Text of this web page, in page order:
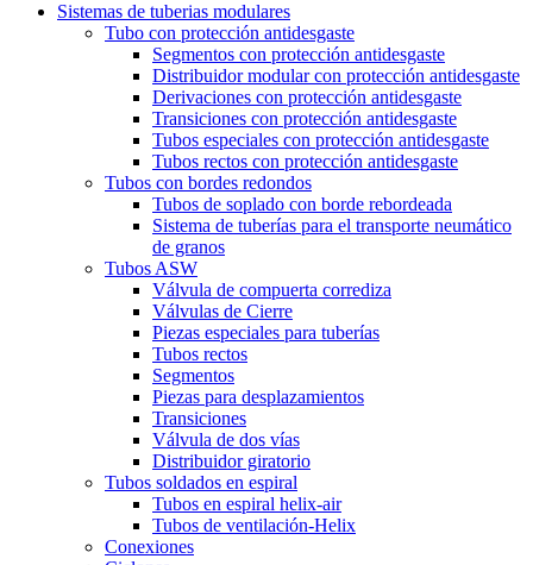
Sistemas de tuberias modulares
Tubo con protección antidesgaste
Segmentos con protección antidesgaste
Distribuidor modular con protección antidesgaste
Derivaciones con protección antidesgaste
Transiciones con protección antidesgaste
Tubos especiales con protección antidesgaste
Tubos rectos con protección antidesgaste
Tubos con bordes redondos
Tubos de soplado con borde rebordeada
Sistema de tuberías para el transporte neumático
de granos
Tubos ASW
Válvula de compuerta corrediza
Válvulas de Cierre
Piezas especiales para tuberías
Tubos rectos
Segmentos
Piezas para desplazamientos
Transiciones
Válvula de dos vías
Distribuidor giratorio
Tubos soldados en espiral
Tubos en espiral helix-air
Tubos de ventilación-Helix
Conexiones